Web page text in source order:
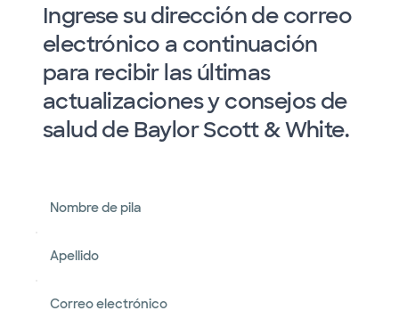
Ingrese su dirección de correo
electrónico a continuación
para recibir las últimas
actualizaciones y consejos de
salud de Baylor Scott & White.
Nombre de pila
Apellido
Correo electrónico